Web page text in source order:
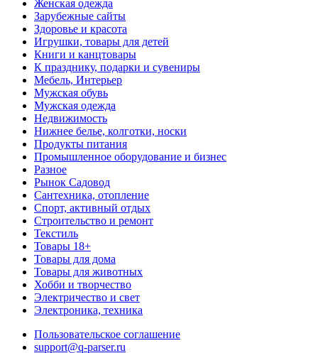
Женская одежда
Зарубежные сайты
Здоровье и красота
Игрушки, товары для детей
Книги и канцтовары
К празднику, подарки и сувениры
Мебель, Интерьер
Мужская обувь
Мужская одежда
Недвижимость
Нижнее белье, колготки, носки
Продукты питания
Промышленное оборудование и бизнес
Разное
Рынок Садовод
Сантехника, отопление
Спорт, активный отдых
Строительство и ремонт
Текстиль
Товары 18+
Товары для дома
Товары для животных
Хобби и творчество
Электричество и свет
Электроника, техника
Пользовательское соглашение
support@q-parser.ru